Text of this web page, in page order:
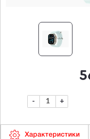
- +
Характеристики